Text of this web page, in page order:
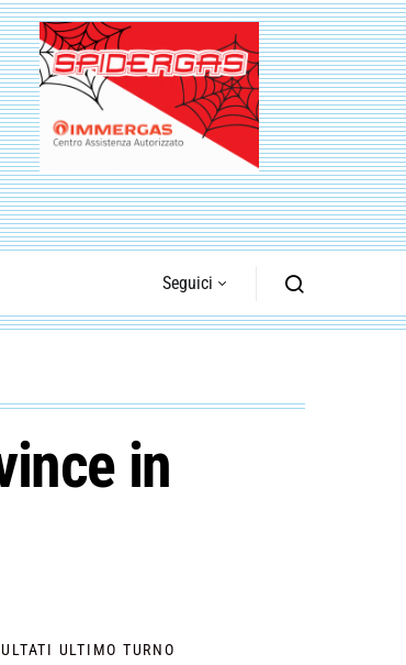
Seguici
in
ULTIMO TURNO